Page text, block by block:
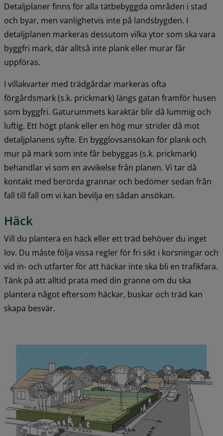
Detaljplaner finns för alla tätbebyggda områden i stad
och byar, men vanlighetvis inte på landsbygden. I
detaljplanen markeras dessutom vilka ytor som ska vara
byggfri mark, där alltså inte plank eller murar får
uppföras.
I villakvarter med trädgårdar markeras ofta
förgårdsmark (s.k. prickmark) längs gatan framför husen
som byggfri. Gaturummets karaktär blir då lummig och
luftig. Ett högt plank eller en hög mur strider då mot
detaljplanens syfte. En bygglovsansökan för plank och
mur på mark som inte får bebyggas (s.k. prickmark)
behandlar vi som en avvikelse från planen. Vi tar då
kontakt med berörda grannar och bedömer sedan från
fall till fall om vi kan bevilja en sådan ansökan.
Häck
Vill du plantera en häck eller ett träd behöver du inget
lov. Du måste följa vissa regler för fri sikt i korsningar och
vid in- och utfarter för att häckar inte ska bli en trafikfara.
Tänk på att alltid prata med din granne om du ska
plantera något eftersom häckar, buskar och träd kan
skapa besvär.